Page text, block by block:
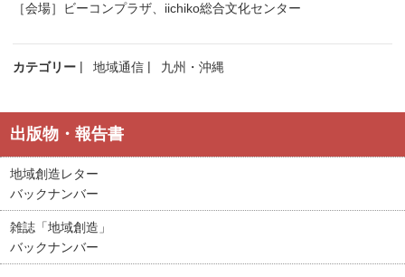
［会場］ビーコンプラザ、iichiko総合文化センター
カテゴリー 地域通信 九州・沖縄
出版物・報告書
地域創造レター
バックナンバー
雑誌「地域創造」
バックナンバー